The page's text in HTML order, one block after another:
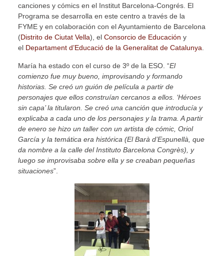
canciones y cómics en el Institut Barcelona-Congrés. El
Programa se desarrolla en este centro a través de la
FYME y en colaboración con el Ayuntamiento de Barcelona
(Distrito de Ciutat Vella), el Consorcio de Educación y
el Departament d’Educació de la Generalitat de Catalunya
María ha estado con el curso de 3º de la ESO. “El
comienzo fue muy bueno, improvisando y formando
historias. Se creó un guión de película a partir de
personajes que ellos construían cercanos a ellos. ‘Héroes
sin capa’ la titularon. Se creó una canción que introducía y
explicaba a cada uno de los personajes y la trama. A partir
de enero se hizo un taller con un artista de cómic, Oriol
García y la temática era histórica (El Barà d’Espunellà, que
da nombre a la calle del Instituto Barcelona Congrès), y
luego se improvisaba sobre ella y se creaban pequeñas
situaciones”.